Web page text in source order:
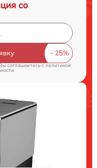
со
соглашаетесь c политикой